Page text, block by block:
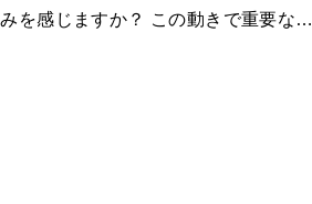
を感じますか？ この動きで重要な…